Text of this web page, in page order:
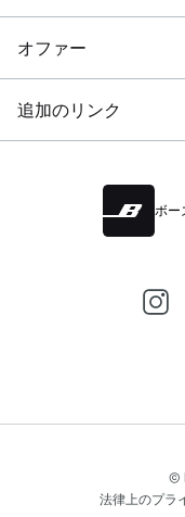
オファー
追加のリンク
ボー
©
法律上のプラ